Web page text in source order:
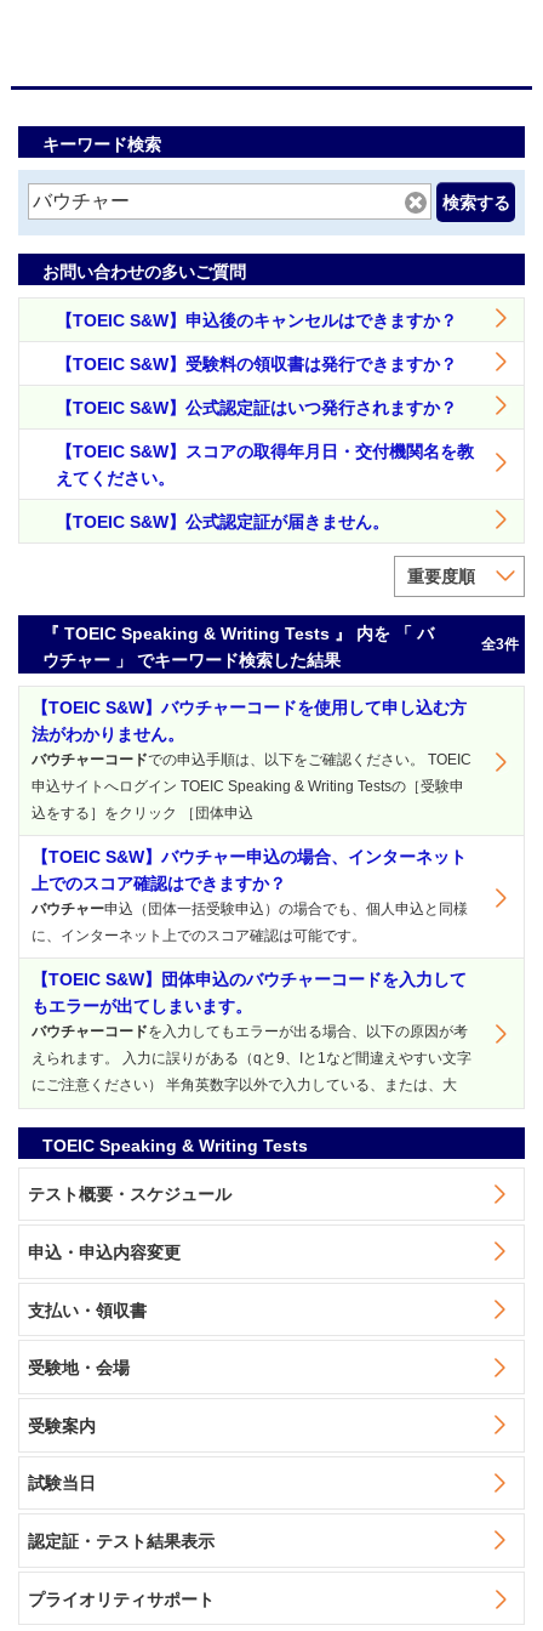
キーワード検索
検索する
お問い合わせの多いご質問
【TOEIC S&W】申込後のキャンセルはできますか？
【TOEIC S&W】受験料の領収書は発行できますか？
【TOEIC S&W】公式認定証はいつ発行されますか？
【TOEIC S&W】スコアの取得年月日・交付機関名を教
えてください。
【TOEIC S&W】公式認定証が届きません。
重要度順
『 TOEIC Speaking & Writing Tests 』 内を 「 バ
ウチャー 」 でキーワード検索した結果
全3件
【TOEIC S&W】バウチャーコードを使用して申し込む方
法がわかりません。
バウチャーコードでの申込手順は、以下をご確認ください。 TOEIC
申込サイトへログイン TOEIC Speaking & Writing Testsの［受験申
込をする］をクリック ［団体申込
【TOEIC S&W】バウチャー申込の場合、インターネット
上でのスコア確認はできますか？
バウチャー申込（団体一括受験申込）の場合でも、個人申込と同様
に、インターネット上でのスコア確認は可能です。
【TOEIC S&W】団体申込のバウチャーコードを入力して
もエラーが出てしまいます。
バウチャーコードを入力してもエラーが出る場合、以下の原因が考
えられます。 入力に誤りがある（qと9、Iと1など間違えやすい文字
にご注意ください） 半角英数字以外で入力している、または、大
TOEIC Speaking & Writing Tests
テスト概要・スケジュール
申込・申込内容変更
支払い・領収書
受験地・会場
受験案内
試験当日
認定証・テスト結果表示
プライオリティサポート